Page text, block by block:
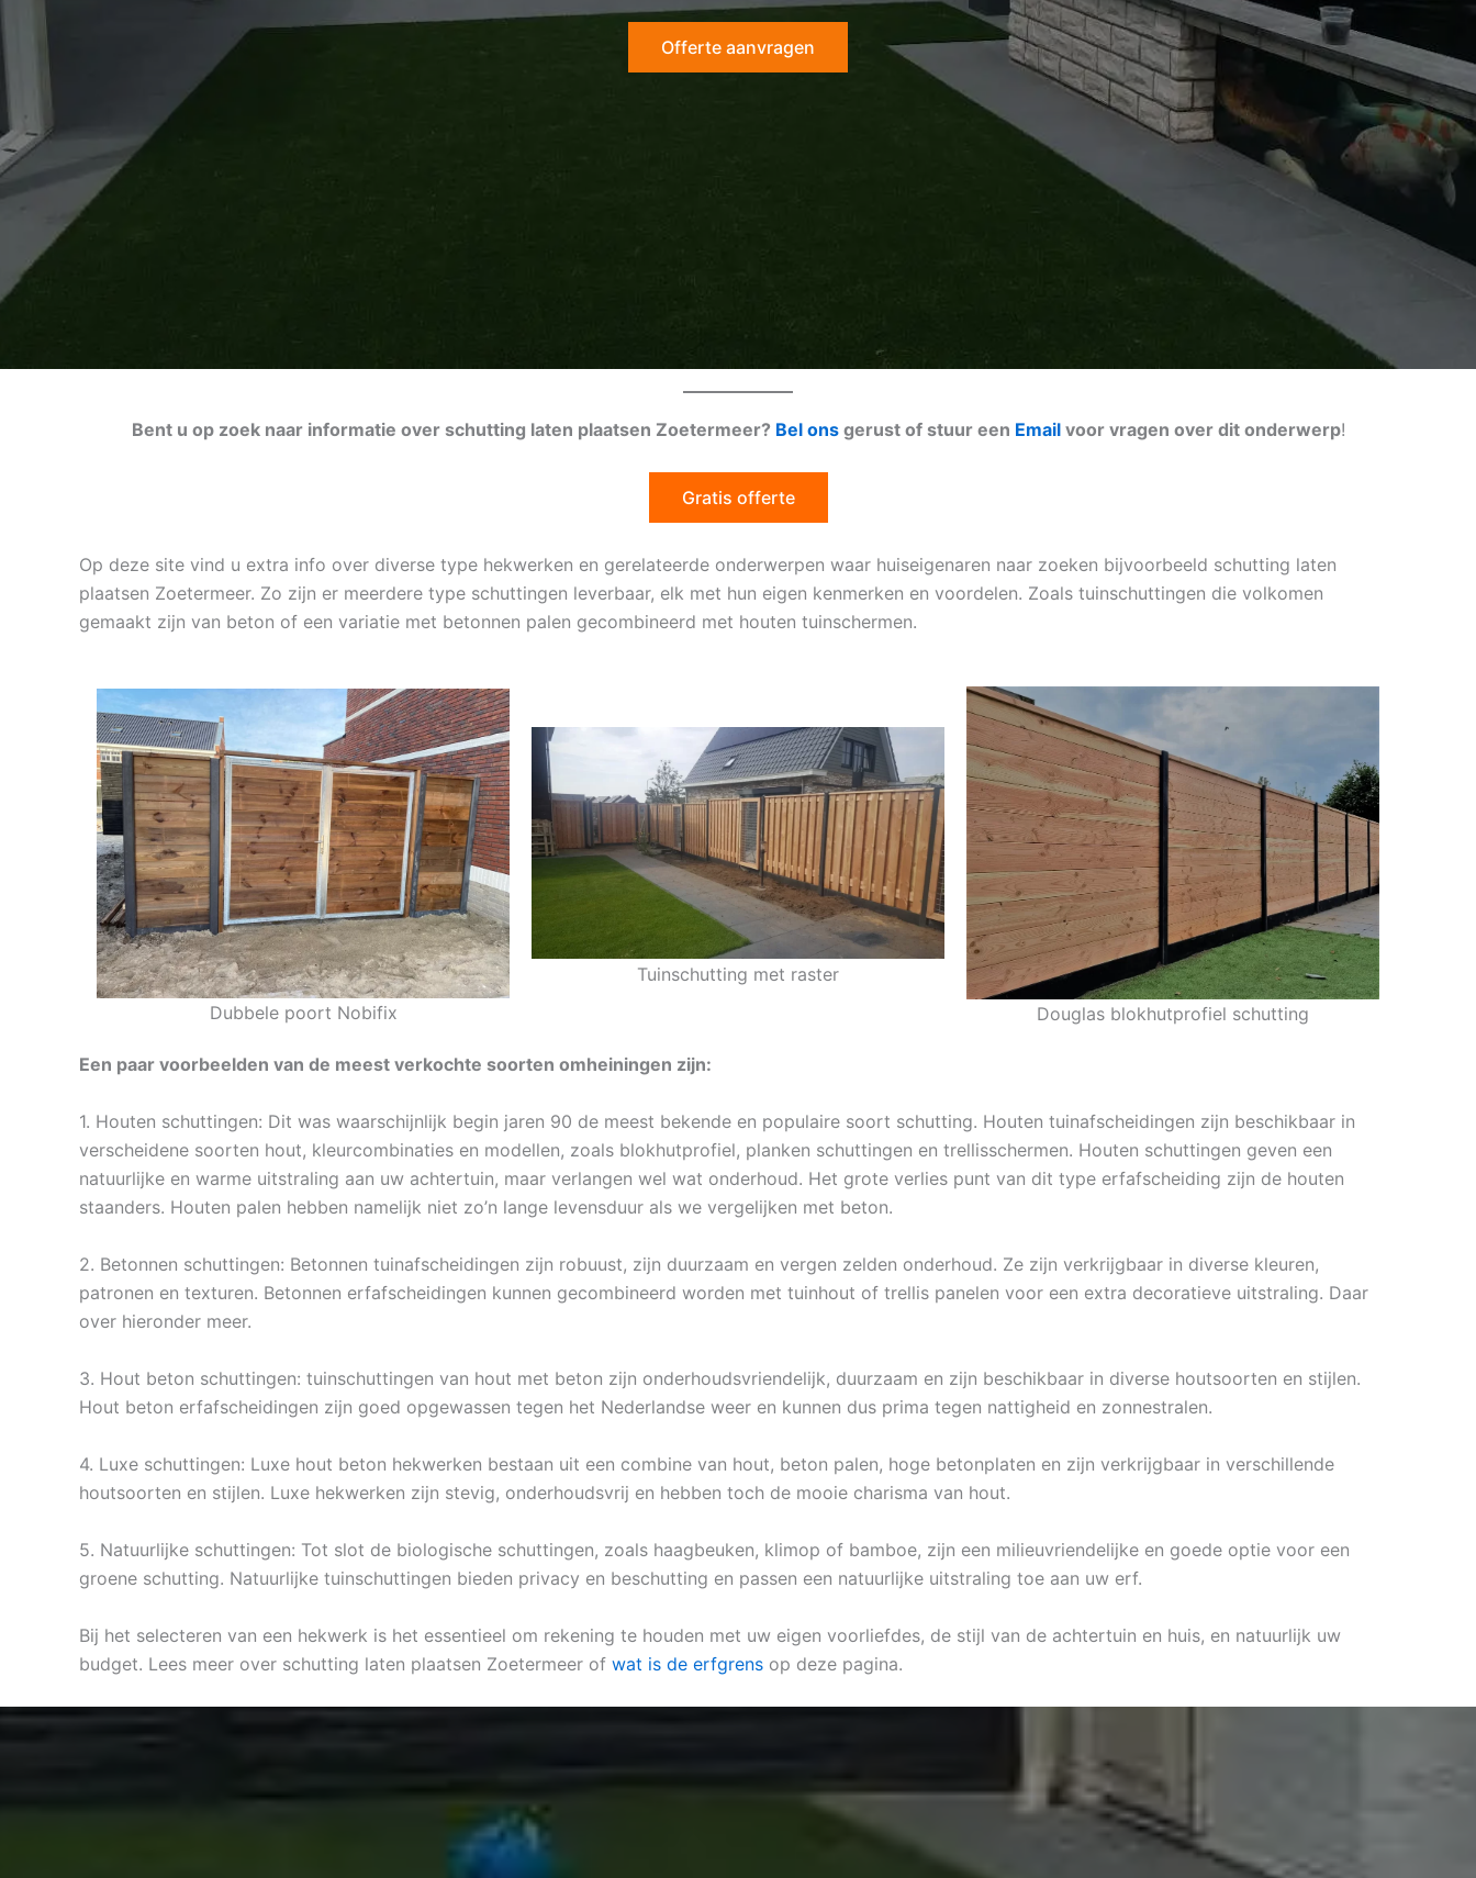
Offerte aanvragen
Bent u op zoek naar informatie over schutting laten plaatsen Zoetermeer? Bel onsgerust of stuur een Emailvoor vragen over dit onderwerp!
Gratis offerte
Op deze site vind u extra info over diverse type hekwerken en gerelateerde onderwerpen waar huiseigenaren naar zoeken bijvoorbeeld schutting laten
plaatsen Zoetermeer. Zo zijn er meerdere type schuttingen leverbaar, elk met hun eigen kenmerken en voordelen. Zoals tuinschuttingen die volkomen
gemaakt zijn van beton of een variatie met betonnen palen gecombineerd met houten tuinschermen.
Dubbele poort Nobifix
Tuinschutting met raster
Douglas blokhutprofiel schutting
Een paar voorbeelden van de meest verkochte soorten omheiningen zijn:
1. Houten schuttingen: Dit was waarschijnlijk begin jaren 90 de meest bekende en populaire soort schutting. Houten tuinafscheidingen zijn beschikbaar in
verscheidene soorten hout, kleurcombinaties en modellen, zoals blokhutprofiel, planken schuttingen en trellisschermen. Houten schuttingen geven een
natuurlijke en warme uitstraling aan uw achtertuin, maar verlangen wel wat onderhoud. Het grote verlies punt van dit type erfafscheiding zijn de houten
staanders. Houten palen hebben namelijk niet zo’n lange levensduur als we vergelijken met beton.
2. Betonnen schuttingen: Betonnen tuinafscheidingen zijn robuust, zijn duurzaam en vergen zelden onderhoud. Ze zijn verkrijgbaar in diverse kleuren,
patronen en texturen. Betonnen erfafscheidingen kunnen gecombineerd worden met tuinhout of trellis panelen voor een extra decoratieve uitstraling. Daar
over hieronder meer.
3. Hout beton schuttingen: tuinschuttingen van hout met beton zijn onderhoudsvriendelijk, duurzaam en zijn beschikbaar in diverse houtsoorten en stijlen.
Hout beton erfafscheidingen zijn goed opgewassen tegen het Nederlandse weer en kunnen dus prima tegen nattigheid en zonnestralen.
4. Luxe schuttingen: Luxe hout beton hekwerken bestaan uit een combine van hout, beton palen, hoge betonplaten en zijn verkrijgbaar in verschillende
houtsoorten en stijlen. Luxe hekwerken zijn stevig, onderhoudsvrij en hebben toch de mooie charisma van hout.
5. Natuurlijke schuttingen: Tot slot de biologische schuttingen, zoals haagbeuken, klimop of bamboe, zijn een milieuvriendelijke en goede optie voor een
groene schutting. Natuurlijke tuinschuttingen bieden privacy en beschutting en passen een natuurlijke uitstraling toe aan uw erf.
Bij het selecteren van een hekwerk is het essentieel om rekening te houden met uw eigen voorliefdes, de stijl van de achtertuin en huis, en natuurlijk uw
budget. Lees meer over schutting laten plaatsen Zoetermeer of wat is de erfgrens op deze pagina.